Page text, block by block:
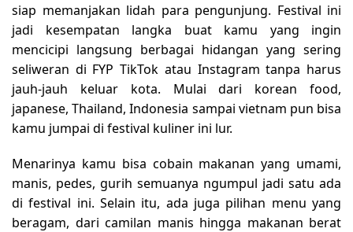
siap memanjakan lidah para pengunjung. Festival ini
jadi kesempatan langka buat kamu yang ingin
mencicipi langsung berbagai hidangan yang sering
seliweran di FYP TikTok atau Instagram tanpa harus
jauh-jauh keluar kota. Mulai dari korean food,
japanese, Thailand, Indonesia sampai vietnam pun bisa
kamu jumpai di festival kuliner ini lur.
Menarinya kamu bisa cobain makanan yang umami,
manis, pedes, gurih semuanya ngumpul jadi satu ada
di festival ini. Selain itu, ada juga pilihan menu yang
beragam, dari camilan manis hingga makanan berat